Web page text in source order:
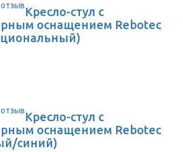
Кресло-стул с
оснащением Rebotec
Кресло-стул с
оснащением Rebotec
синий)